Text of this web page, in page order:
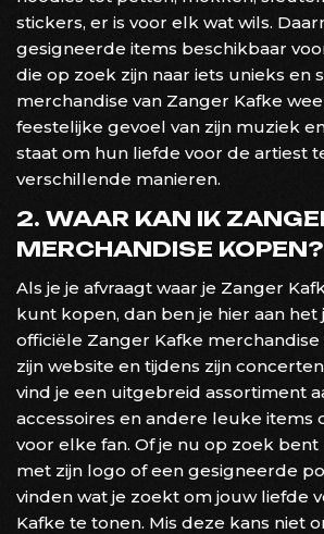
stickers, er is voor elk wat wils.
gesigneerde items beschikbaar
die op zoek zijn naar iets unieks en
merchandise van Zanger Kafke
feestelijke gevoel van zijn muziek
staat om hun liefde voor de artiest
verschillende manieren.
2. WAAR KAN IK
MERCHANDISE KOPEN?
Als je je afvraagt waar je Zanger
kunt kopen, dan ben je hier aan het
officiële Zanger Kafke
zijn website en tijdens zijn
vind je een uitgebreid assortiment
accessoires en andere leuke items
voor elke fan. Of je nu op zoek
met zijn logo of een gesigneerde
vinden wat je zoekt om jouw liefde
Kafke te tonen. Mis deze kans niet